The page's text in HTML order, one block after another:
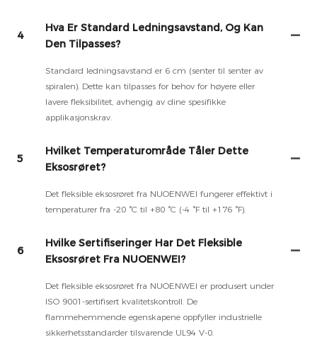
4
Hva Er Standard Ledningsavstand, Og Kan
Den Tilpasses?
Standard ledningsavstand er 6 cm (senter til senter av
spiralen). Dette kan tilpasses for behov for høyere eller
lavere fleksibilitet, avhengig av dine spesifikke
applikasjonskrav.
5
Hvilket Temperaturområde Tåler Dette
Eksosrøret?
Det fleksible eksosrøret fra NUOENWEI fungerer effektivt i
temperaturer fra -20 °C til +80 °C (-4 °F til +176 °F).
6
Hvilke Sertifiseringer Har Det Fleksible
Eksosrøret Fra NUOENWEI?
Det fleksible eksosrøret fra NUOENWEI er produsert under
ISO 9001-sertifisert kvalitetskontroll. De
flammehemmende egenskapene oppfyller industrielle
sikkerhetsstandarder tilsvarende UL94 V-0.